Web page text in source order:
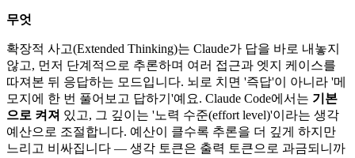
무엇
확장적 사고(Extended Thinking)는 Claude가 답을 바로 내놓지
않고, 먼저 단계적으로 추론하며 여러 접근과 엣지 케이스를
따져본 뒤 응답하는 모드입니다. 뇌로 치면 '즉답'이 아니라 '메
모지에 한 번 풀어보고 답하기'예요. Claude Code에서는 기본
으로 켜져 있고, 그 깊이는 '노력 수준(effort level)'이라는 생각
예산으로 조절합니다. 예산이 클수록 추론을 더 깊게 하지만
느리고 비싸집니다 — 생각 토큰은 출력 토큰으로 과금되니까